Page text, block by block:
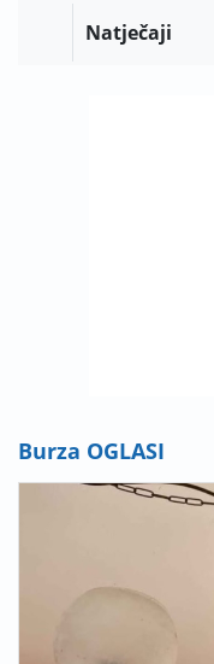
Natječaji
Burza OGLASI